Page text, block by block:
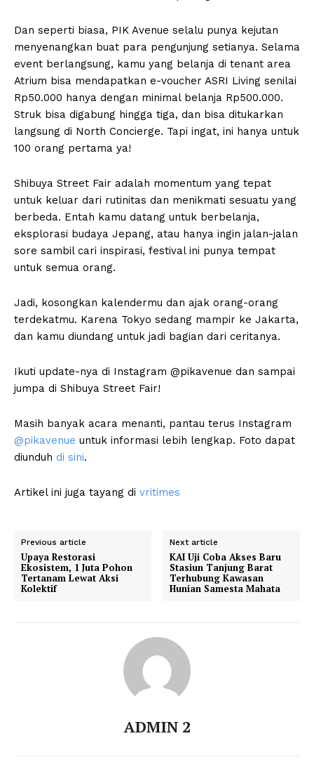
Dan seperti biasa, PIK Avenue selalu punya kejutan
menyenangkan buat para pengunjung setianya. Selama
event berlangsung, kamu yang belanja di tenant area
Atrium bisa mendapatkan e-voucher ASRI Living senilai
Rp50.000 hanya dengan minimal belanja Rp500.000.
Struk bisa digabung hingga tiga, dan bisa ditukarkan
langsung di North Concierge. Tapi ingat, ini hanya untuk
100 orang pertama ya!
Shibuya Street Fair adalah momentum yang tepat
untuk keluar dari rutinitas dan menikmati sesuatu yang
berbeda. Entah kamu datang untuk berbelanja,
eksplorasi budaya Jepang, atau hanya ingin jalan-jalan
sore sambil cari inspirasi, festival ini punya tempat
untuk semua orang.
Jadi, kosongkan kalendermu dan ajak orang-orang
terdekatmu. Karena Tokyo sedang mampir ke Jakarta,
dan kamu diundang untuk jadi bagian dari ceritanya.
Ikuti update-nya di Instagram @pikavenue dan sampai
jumpa di Shibuya Street Fair!
Masih banyak acara menanti, pantau terus Instagram
@pikavenue untuk informasi lebih lengkap. Foto dapat
diunduh di sini.
Artikel ini juga tayang di vritimes
Previous article
Upaya Restorasi
Ekosistem, 1 Juta Pohon
Tertanam Lewat Aksi
Kolektif
Next article
KAI Uji Coba Akses Baru
Stasiun Tanjung Barat
Terhubung Kawasan
Hunian Samesta Mahata
ADMIN 2